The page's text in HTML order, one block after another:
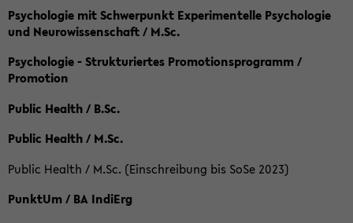
Psychologie mit Schwerpunkt Experimentelle Psychologie
und Neurowissenschaft / M.Sc.
Psychologie - Strukturiertes Promotionsprogramm /
Promotion
Public Health / B.Sc.
Public Health / M.Sc.
Public Health / M.Sc. (Einschreibung bis SoSe 2023)
PunktUm / BA IndiErg